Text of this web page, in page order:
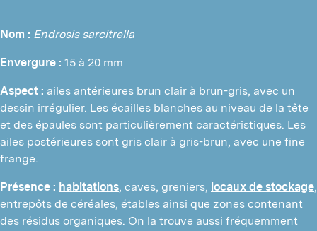
Nom : Endrosis sarcitrella
Envergure : 15 à 20 mm
Aspect : ailes antérieures brun clair à brun-gris, avec un
dessin irrégulier. Les écailles blanches au niveau de la tête
et des épaules sont particulièrement caractéristiques. Les
ailes postérieures sont gris clair à gris-brun, avec une fine
frange.
Présence : habitations, caves, greniers, locaux de stockage,
entrepôts de céréales, étables ainsi que zones contenant
des résidus organiques. On la trouve aussi fréquemment